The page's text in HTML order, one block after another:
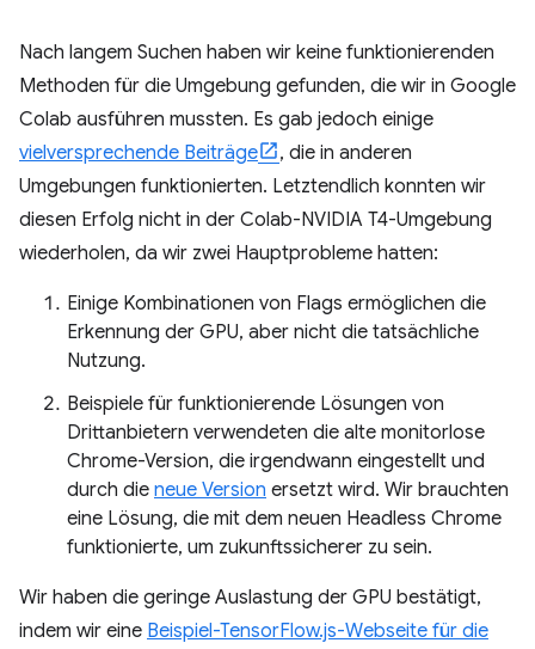
Nach langem Suchen haben wir keine funktionierenden
Methoden für die Umgebung gefunden, die wir in Google
Colab ausführen mussten. Es gab jedoch einige
vielversprechende Beiträge
, die in anderen
Umgebungen funktionierten. Letztendlich konnten wir
diesen Erfolg nicht in der Colab-NVIDIA T4-Umgebung
wiederholen, da wir zwei Hauptprobleme hatten:
Einige Kombinationen von Flags ermöglichen die
Erkennung der GPU, aber nicht die tatsächliche
Nutzung.
Beispiele für funktionierende Lösungen von
Drittanbietern verwendeten die alte monitorlose
Chrome-Version, die irgendwann eingestellt und
durch die neue Version ersetzt wird. Wir brauchten
eine Lösung, die mit dem neuen Headless Chrome
funktionierte, um zukunftssicherer zu sein.
Wir haben die geringe Auslastung der GPU bestätigt,
indem wir eine Beispiel-TensorFlow.js-Webseite für die